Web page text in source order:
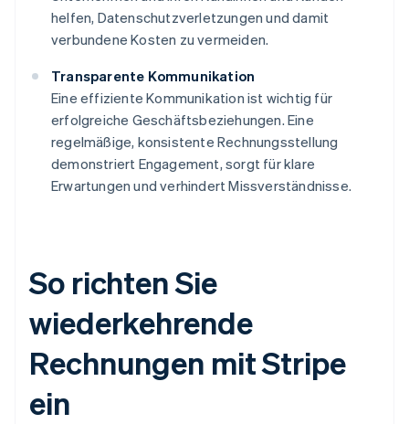
helfen, Datenschutzverletzungen und damit
verbundene Kosten zu vermeiden.
Transparente Kommunikation
Eine effiziente Kommunikation ist wichtig für
erfolgreiche Geschäftsbeziehungen. Eine
regelmäßige, konsistente Rechnungsstellung
demonstriert Engagement, sorgt für klare
Erwartungen und verhindert Missverständnisse.
So richten Sie
wiederkehrende
Rechnungen mit Stripe
ein